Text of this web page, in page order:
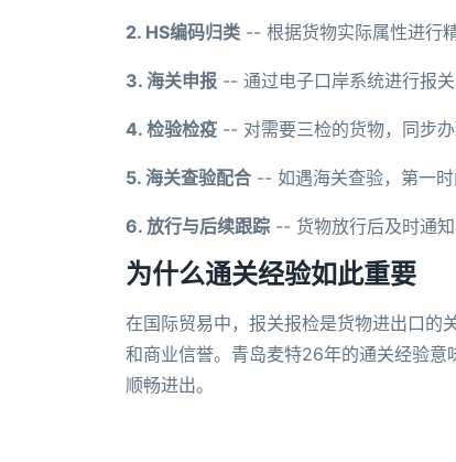
2. HS编码归类 -- 根据货物实际属性进行
3. 海关申报 -- 通过电子口岸系统进行报
4. 检验检疫 -- 对需要三检的货物，同步
5. 海关查验配合 -- 如遇海关查验，第一
6. 放行与后续跟踪 -- 货物放行后及时通
为什么通关经验如此重要
在国际贸易中，报关报检是货物进出口的
和商业信誉。青岛麦特26年的通关经验
顺畅进出。